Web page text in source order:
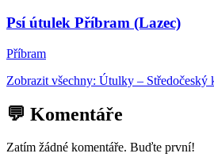
Psí útulek Příbram (Lazec)
Příbram
Zobrazit všechny: Útulky – Středočeský
💬 Komentáře
Zatím žádné komentáře. Buďte první!